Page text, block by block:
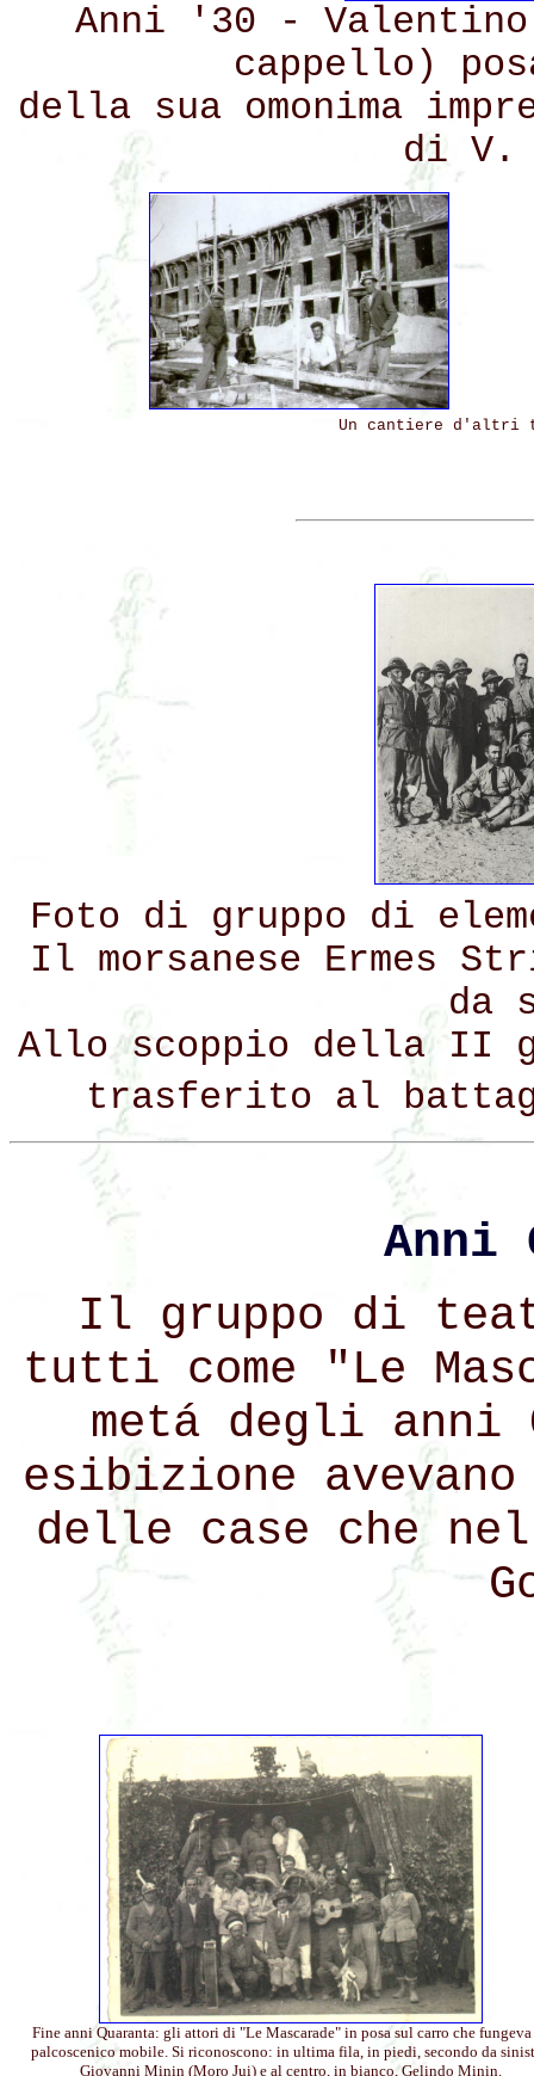
Anni '30 -
cappello)
della sua omonima
di V.
Un cantiere d'altri
Foto di gruppo di
Il morsanese Ermes
da
Allo scoppio della II
trasferito al
Anni
Il gruppo di
tutti come "Le
metá degli anni
esibizione
delle case che
Fine anni Quaranta: gli attori di "Le Mascarade" in posa sul carro che fungeva
palcoscenico mobile. Si riconoscono: in ultima fila, in piedi, secondo da
Giovanni Minin (Moro Jui) e al centro, in bianco, Gelindo Minin.